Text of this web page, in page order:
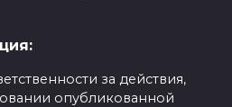
за действия,
опубликованной